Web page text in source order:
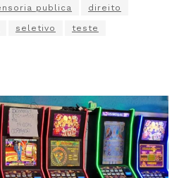
publica direito
seletivo teste